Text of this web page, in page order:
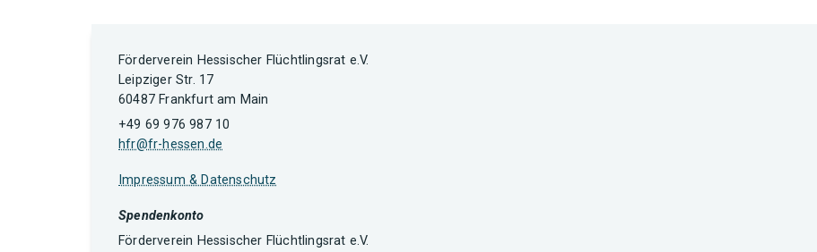
Förderverein Hessischer Flüchtlingsrat e.V.
Leipziger Str. 17
60487 Frankfurt am Main
+49 69 976 987 10
hfr@fr-hessen.de
Impressum & Datenschutz
Spendenkonto
Förderverein Hessischer Flüchtlingsrat e.V.